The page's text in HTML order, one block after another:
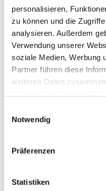
personalisieren,
zu können und die
analysieren. Außerdem
Verwendung unserer
soziale Medien, Werbung
Partner führen diese
weiteren Daten
Notwendig
Präferenzen
Statistiken
Dies